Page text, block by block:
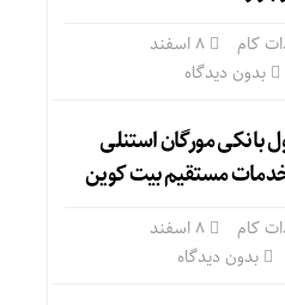
کام
بدون دیدگاه
بانکی مورگان استنلی
مستقیم بیت کوین
کام
بدون دیدگاه